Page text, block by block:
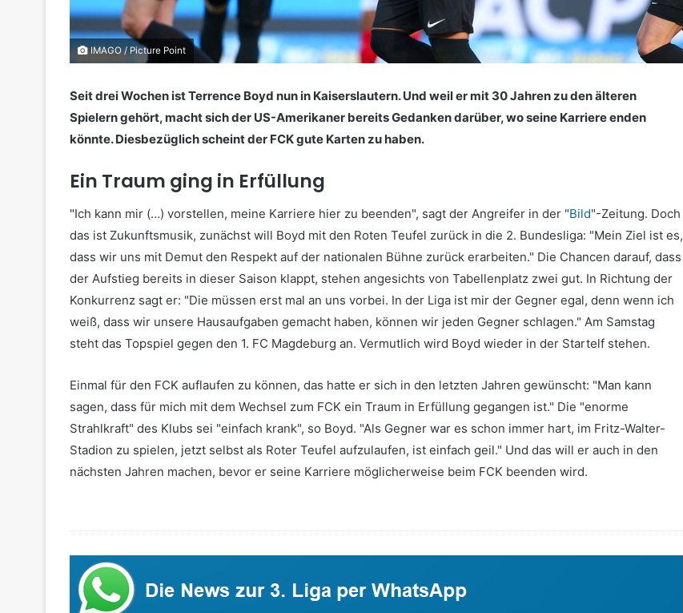
IMAGO / Picture Point
Seit drei Wochen ist Terrence Boyd nun in Kaiserslautern. Und weil er mit 30 Jahren zu den älteren
Spielern gehört, macht sich der US-Amerikaner bereits Gedanken darüber, wo seine Karriere enden
könnte. Diesbezüglich scheint der FCK gute Karten zu haben.
Ein Traum ging in Erfüllung
"Ich kann mir (…) vorstellen, meine Karriere hier zu beenden", sagt der Angreifer in der "Bild"-Zeitung. Doch
das ist Zukunftsmusik, zunächst will Boyd mit den Roten Teufel zurück in die 2. Bundesliga: "Mein Ziel ist es,
dass wir uns mit Demut den Respekt auf der nationalen Bühne zurück erarbeiten." Die Chancen darauf, dass
der Aufstieg bereits in dieser Saison klappt, stehen angesichts von Tabellenplatz zwei gut. In Richtung der
Konkurrenz sagt er: "Die müssen erst mal an uns vorbei. In der Liga ist mir der Gegner egal, denn wenn ich
weiß, dass wir unsere Hausaufgaben gemacht haben, können wir jeden Gegner schlagen." Am Samstag
steht das Topspiel gegen den 1. FC Magdeburg an. Vermutlich wird Boyd wieder in der Startelf stehen.
Einmal für den FCK auflaufen zu können, das hatte er sich in den letzten Jahren gewünscht: "Man kann
sagen, dass für mich mit dem Wechsel zum FCK ein Traum in Erfüllung gegangen ist." Die "enorme
Strahlkraft" des Klubs sei "einfach krank", so Boyd. "Als Gegner war es schon immer hart, im Fritz-Walter-
Stadion zu spielen, jetzt selbst als Roter Teufel aufzulaufen, ist einfach geil." Und das will er auch in den
nächsten Jahren machen, bevor er seine Karriere möglicherweise beim FCK beenden wird.